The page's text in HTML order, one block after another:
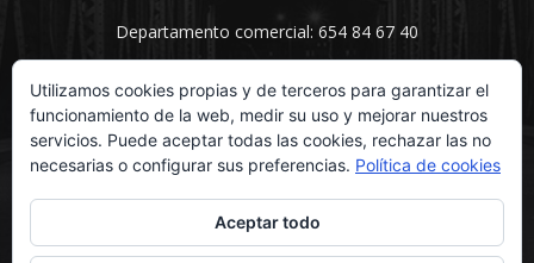
Departamento comercial: 654 84 67 40
SÍGUENOS
Utilizamos cookies propias y de terceros para garantizar el
funcionamiento de la web, medir su uso y mejorar nuestros
servicios. Puede aceptar todas las cookies, rechazar las no
necesarias o configurar sus preferencias. Política de cookies
Aceptar todo